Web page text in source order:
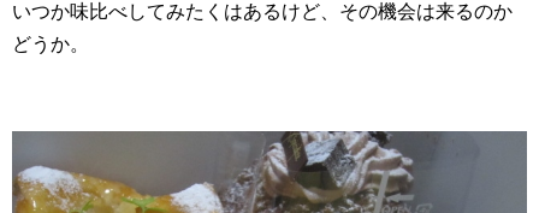
いつか味比べしてみたくはあるけど、その機会は来るのか
どうか。